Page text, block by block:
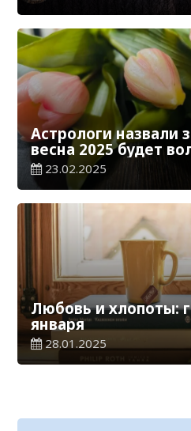
Астрологи назвали
весна 2025 будет
23.02.2025
Любовь и хлопоты:
января
28.01.2025